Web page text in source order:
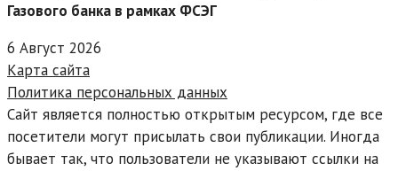
Газового банка в рамках ФСЭГ
6 Август 2026
Карта сайта
Политика персональных данных
Сайт является полностью открытым ресурсом, где все
посетители могут присылать свои публикации. Иногда
бывает так, что пользователи не указывают ссылки на